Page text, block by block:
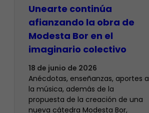
Unearte continúa
afianzando la obra de
Modesta Bor en el
imaginario colectivo
18 de junio de 2026
Anécdotas, enseñanzas, aportes a
la música, además de la
propuesta de la creación de una
nueva cátedra Modesta Bor,